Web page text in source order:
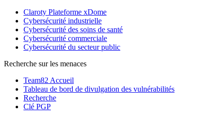
Claroty Plateforme xDome
Cybersécurité industrielle
Cybersécurité des soins de santé
Cybersécurité commerciale
Cybersécurité du secteur public
Recherche sur les menaces
Team82 Accueil
Tableau de bord de divulgation des vulnérabilités
Recherche
Clé PGP